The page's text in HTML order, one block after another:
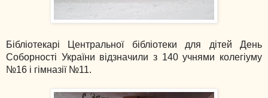
Бібліотекарі Центральної бібліотеки для дітей День
Соборності України відзначили з 140 учнями колегіуму
№16 і гімназії №11.